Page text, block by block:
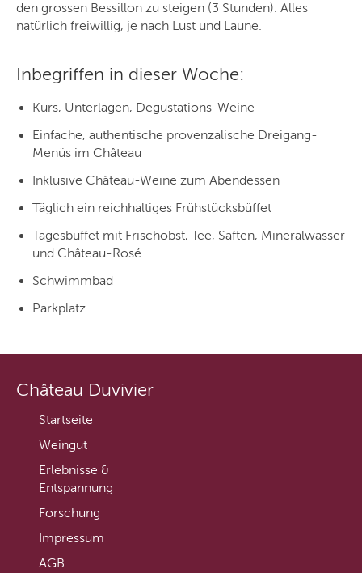
den grossen Bessillon zu steigen (3 Stunden). Alles
natürlich freiwillig, je nach Lust und Laune.
Inbegriffen in dieser Woche:
Kurs, Unterlagen, Degustations-Weine
Einfache, authentische provenzalische Dreigang-
Menüs im Château
Inklusive Château-Weine zum Abendessen
Täglich ein reichhaltiges Frühstücksbüffet
Tagesbüffet mit Frischobst, Tee, Säften, Mineralwasser
und Château-Rosé
Schwimmbad
Parkplatz
Château Duvivier
Startseite
Weingut
Erlebnisse &
Entspannung
Forschung
Impressum
AGB